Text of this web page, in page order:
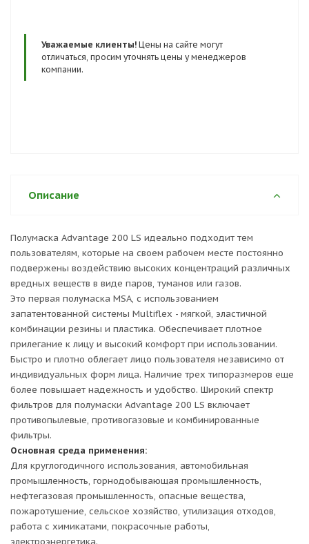
Основная среда применения:
Для круглогодичного использования, автомобильная
промышленность, горнодобывающая промышленность,
Уважаемые клиенты! Цены на сайте могут
отличаться, просим уточнять цены у менеджеров
компании.
Описание
Полумаска Advantage 200 LS идеально подходит тем
пользователям, которые на своем рабочем месте постоянно
подвержены воздействию высоких концентраций различных
вредных веществ в виде паров, туманов или газов.
Это первая полумаска MSA, с использованием
запатентованной системы Multiflex - мягкой, эластичной
комбинации резины и пластика. Обеспечивает плотное
прилегание к лицу и высокий комфорт при использовании.
Быстро и плотно облегает лицо пользователя независимо от
индивидуальных форм лица. Наличие трех типоразмеров еще
более повышает надежность и удобство. Широкий спектр
фильтров для полумаски Advantage 200 LS включает
противопылевые, противогазовые и комбинированные
фильтры.
Основная среда применения:
Для круглогодичного использования, автомобильная
промышленность, горнодобывающая промышленность,
нефтегазовая промышленность, опасные вещества,
пожаротушение, сельское хозяйство, утилизация отходов,
работа с химикатами, покрасочные работы,
электроэнергетика.